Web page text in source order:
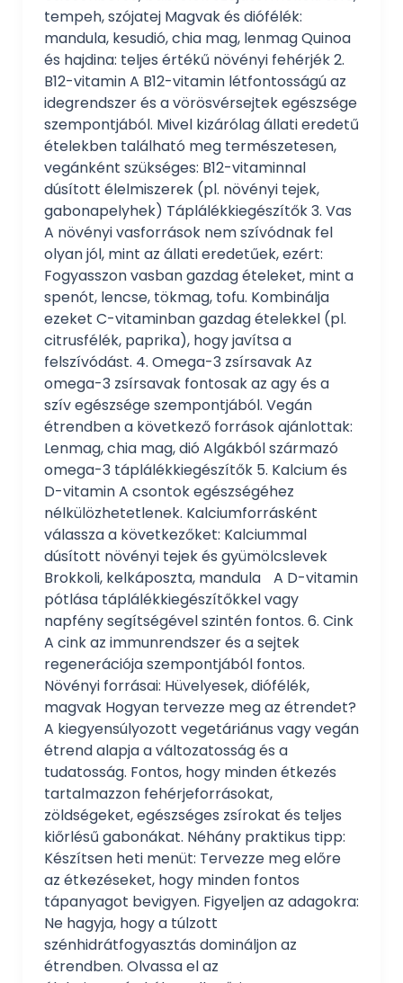
tempeh, szójatej Magvak és diófélék:
mandula, kesudió, chia mag, lenmag Quinoa
és hajdina: teljes értékű növényi fehérjék 2.
B12-vitamin A B12-vitamin létfontosságú az
idegrendszer és a vörösvérsejtek egészsége
szempontjából. Mivel kizárólag állati eredetű
ételekben található meg természetesen,
vegánként szükséges: B12-vitaminnal
dúsított élelmiszerek (pl. növényi tejek,
gabonapelyhek) Táplálékkiegészítők 3. Vas
A növényi vasforrások nem szívódnak fel
olyan jól, mint az állati eredetűek, ezért:
Fogyasszon vasban gazdag ételeket, mint a
spenót, lencse, tökmag, tofu. Kombinálja
ezeket C-vitaminban gazdag ételekkel (pl.
citrusfélék, paprika), hogy javítsa a
felszívódást. 4. Omega-3 zsírsavak Az
omega-3 zsírsavak fontosak az agy és a
szív egészsége szempontjából. Vegán
étrendben a következő források ajánlottak:
Lenmag, chia mag, dió Algákból származó
omega-3 táplálékkiegészítők 5. Kalcium és
D-vitamin A csontok egészségéhez
nélkülözhetetlenek. Kalciumforrásként
válassza a következőket: Kalciummal
dúsított növényi tejek és gyümölcslevek
Brokkoli, kelkáposzta, mandula A D-vitamin
pótlása táplálékkiegészítőkkel vagy
napfény segítségével szintén fontos. 6. Cink
A cink az immunrendszer és a sejtek
regenerációja szempontjából fontos.
Növényi forrásai: Hüvelyesek, diófélék,
magvak Hogyan tervezze meg az étrendet?
A kiegyensúlyozott vegetáriánus vagy vegán
étrend alapja a változatosság és a
tudatosság. Fontos, hogy minden étkezés
tartalmazzon fehérjeforrásokat,
zöldségeket, egészséges zsírokat és teljes
kiőrlésű gabonákat. Néhány praktikus tipp:
Készítsen heti menüt: Tervezze meg előre
az étkezéseket, hogy minden fontos
tápanyagot bevigyen. Figyeljen az adagokra:
Ne hagyja, hogy a túlzott
szénhidrátfogyasztás domináljon az
étrendben. Olvassa el az